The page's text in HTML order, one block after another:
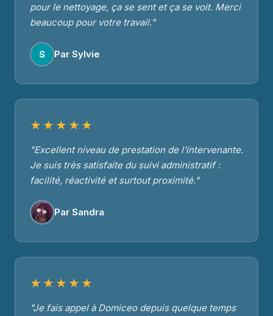
pour le nettoyage, ça se sent et ça se voit. Merci
beaucoup pour votre travail."
Par Sylvie
★★★★★
"Excellent niveau de prestation de l'intervenante.
Je suis très satisfaite du suivi administratif :
facilité, réactivité et surtout proximité."
Par Sandra
★★★★★
"Je fais appel à Domiceo depuis quelque temps